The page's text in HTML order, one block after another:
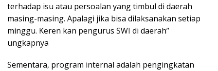
terhadap isu atau persoalan yang timbul di daerah
masing-masing. Apalagi jika bisa dilaksanakan setiap
minggu. Keren kan pengurus SWI di daerah”
ungkapnya
Sementara, program internal adalah pengingkatan